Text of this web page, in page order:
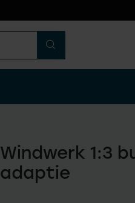
Windwerk 1:3
adaptie